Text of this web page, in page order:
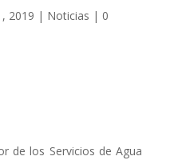
2019 | Noticias | 0
de los Servicios de Agua